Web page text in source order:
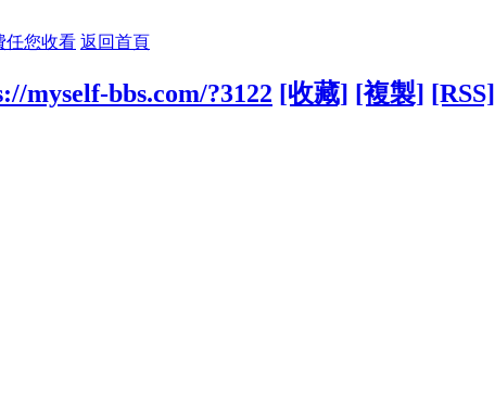
任您收看 返回首頁
myself-bbs.com/?3122 [收藏] [複製] [RSS]